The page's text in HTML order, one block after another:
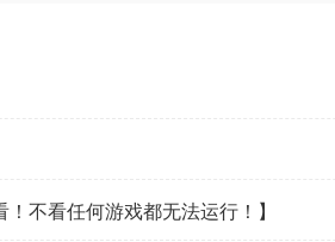
不看任何游戏都无法运行！】